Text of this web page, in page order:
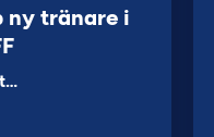
ny tränare i